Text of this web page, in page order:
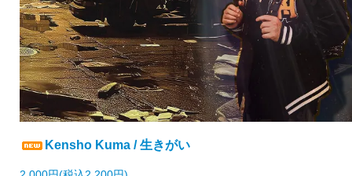
Kensho Kuma / 生きがい